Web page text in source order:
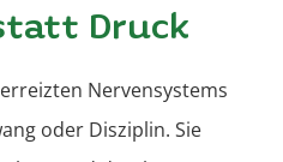
Druck
Nervensystems
oder Disziplin. Sie